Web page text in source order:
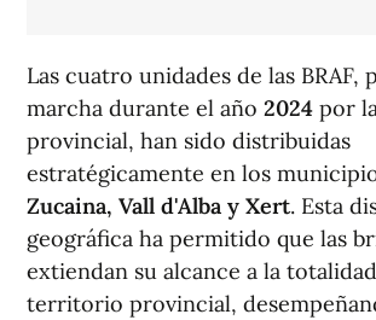
Las cuatro unidades de las BRAF,
marcha durante el año 2024 por
provincial, han sido distribuidas
estratégicamente en los
Zucaina, Vall d'Alba y Xert. Esta
geográfica ha permitido que las
extiendan su alcance a la
territorio provincial,